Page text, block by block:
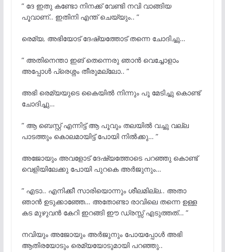
” ദേ ഇതു കണ്ടോ നിനക്ക് വേണ്ടി നവി വാങ്ങിയ
പൂവാണ്.. ഇതിനി എന്ത് ചെയ്യും.. ”
രെമ്യ, അഭിയോട് ദേഷ്യത്തോട് തന്നെ ചോദിച്ചു…
” അതിനെന്താ ഇങ് തെന്നെരു ഞാൻ വെച്ചോളാം
അപ്പോൾ പ്രെശ്നം തീരുമല്ലോ.. ”
അഭി രെമ്യയുടെ കൈയിൽ നിന്നും പൂ മേടിച്ചു കൊണ്ട്
ചോദിച്ചു…
” ആ ബെസ്റ്റ് എന്നിട്ട് ആ പൂവും തലയിൽ വച്ചു വല്ല
പാടത്തും കൊലമായിട്ട് പോയി നിൽക്കു… ”
അജോയും അവളോട്‌ ദേഷ്യത്തോടെ പറഞ്ഞു കൊണ്ട്
വെളിയിലേക്കു പോയി പുറകെ അർജുനും…
” എടാ.. എനിക്കീ സാരിയൊന്നും ശീലമില്ല.. അതാ
ഞാൻ ഉടുക്കാഞ്ഞേ… അതോണ്ടാ രാവിലെ തന്നെ ഉള്ള
കട മുഴുവൻ കേറി ഇറങ്ങി ഈ ഡ്രസ്സ്‌ എടുത്തത്… ”
നവിയും അജോയും അർജുനും പോയപ്പോൾ അഭി
ആതിരയോടും രെമ്യയോടുമായി പറഞ്ഞു..